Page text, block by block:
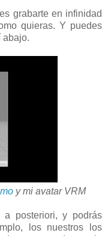
grabarte en infinidad
quieras. Y puedes
abajo.
y mi avatar VRM
posteriori, y podrás
los nuestros los